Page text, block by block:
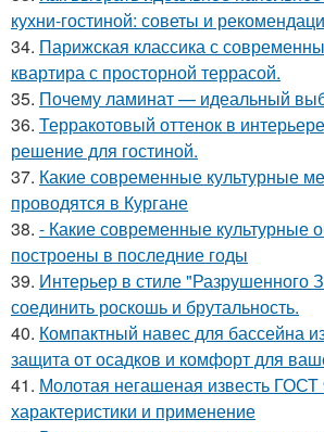
кухни-гостиной: советы и
34. Парижская классика с
квартира с просторной террасой.
35. Почему ламинат — идеальный
36. Терракотовый оттенок в
решение для гостиной.
37. Какие современные культурные
проводятся в Кургане
38. - Какие современные культурные
построены в последние годы
39. Интерьер в стиле "Разрушенного
соединить роскошь и брутальность.
40. Компактный навес для бассейна
защита от осадков и комфорт для
41. Молотая негашеная известь
характеристики и применение